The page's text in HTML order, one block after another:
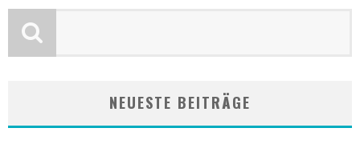
NEUESTE BEITRÄGE